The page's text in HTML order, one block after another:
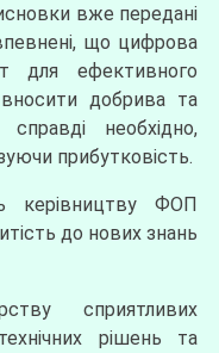
вже передані
що цифрова
для ефективного
добрива та
необхідно,
прибутковість.
керівництву ФОП
до нових знань
сприятливих
рішень та